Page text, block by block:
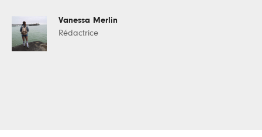
Vanessa Merlin
Rédactrice